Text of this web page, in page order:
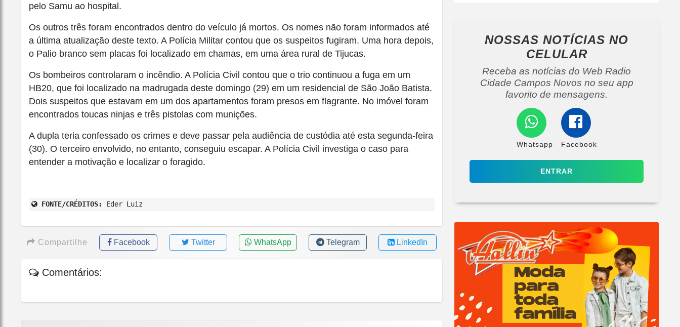
pelo Samu ao hospital.
Os outros três foram encontrados dentro do veículo já mortos. Os nomes não foram informados até
a última atualização deste texto. A Polícia Militar contou que os suspeitos fugiram. Uma hora depois,
o Palio branco sem placas foi localizado em chamas, em uma área rural de Tijucas.
Os bombeiros controlaram o incêndio. A Polícia Civil contou que o trio continuou a fuga em um
HB20, que foi localizado na madrugada deste domingo (29) em um residencial de São João Batista.
Dois suspeitos que estavam em um dos apartamentos foram presos em flagrante. No imóvel foram
encontrados toucas ninjas e três pistolas com munições.
A dupla teria confessado os crimes e deve passar pela audiência de custódia até esta segunda-feira
(30). O terceiro envolvido, no entanto, conseguiu escapar. A Polícia Civil investiga o caso para
entender a motivação e localizar o foragido.
FONTE/CRÉDITOS: Eder Luiz
Compartilhe Facebook Twitter WhatsApp Telegram LinkedIn
Comentários:
NOSSAS NOTÍCIAS NO
CELULAR
Receba as notícias do Web Radio
Cidade Campos Novos no seu app
favorito de mensagens.
Whatsapp Facebook
ENTRAR